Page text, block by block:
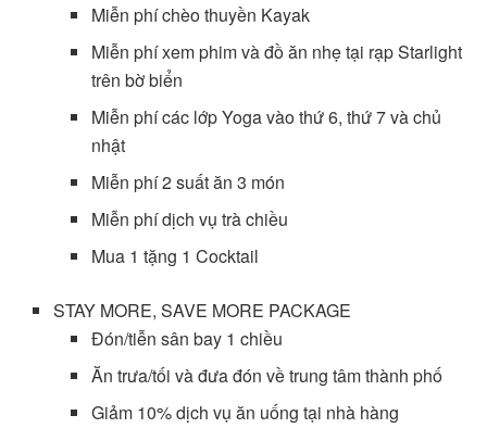
Miễn phí chèo thuyền Kayak
Miễn phí xem phim và đồ ăn nhẹ tại rạp Starlight
trên bờ biển
Miễn phí các lớp Yoga vào thứ 6, thứ 7 và chủ
nhật
Miễn phí 2 suất ăn 3 món
Miễn phí dịch vụ trà chiều
Mua 1 tặng 1 Cocktail
STAY MORE, SAVE MORE PACKAGE
Đón/tiễn sân bay 1 chiều
Ăn trưa/tối và đưa đón về trung tâm thành phố
Giảm 10% dịch vụ ăn uống tại nhà hàng